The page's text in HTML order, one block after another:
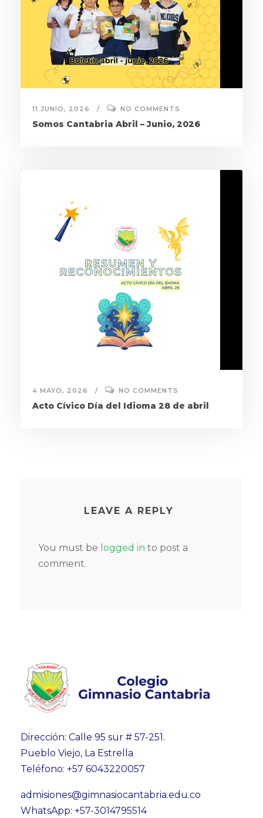
11 JUNIO, 2026 NO COMMENTS
Somos Cantabria Abril – Junio, 2026
4 MAYO, 2026 NO COMMENTS
Acto Cívico Día del Idioma 28 de abril
LEAVE A REPLY
You must be logged in to post a
comment.
Dirección: Calle 95 sur # 57-251.
Pueblo Viejo, La Estrella
Teléfono: +57 6043220057
admisiones@gimnasiocantabria.edu.co
WhatsApp: +57-3014795514